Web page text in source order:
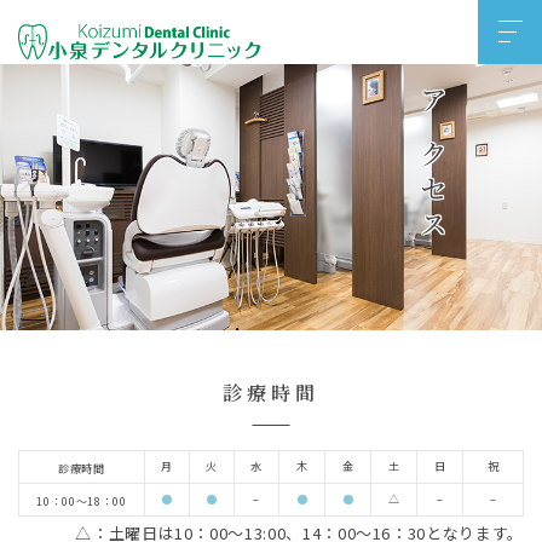
下北沢,代沢にある歯医者 小泉デンタルクリニック 茶沢通り
沿い『代沢』交差点すぐ近く
アクセス
診療時間
診療時間 月 火 水 木 金 土 日 祝
10：00～18：00 – △ – –
△：土曜日は10：00～13:00、14：00～16：30となります。